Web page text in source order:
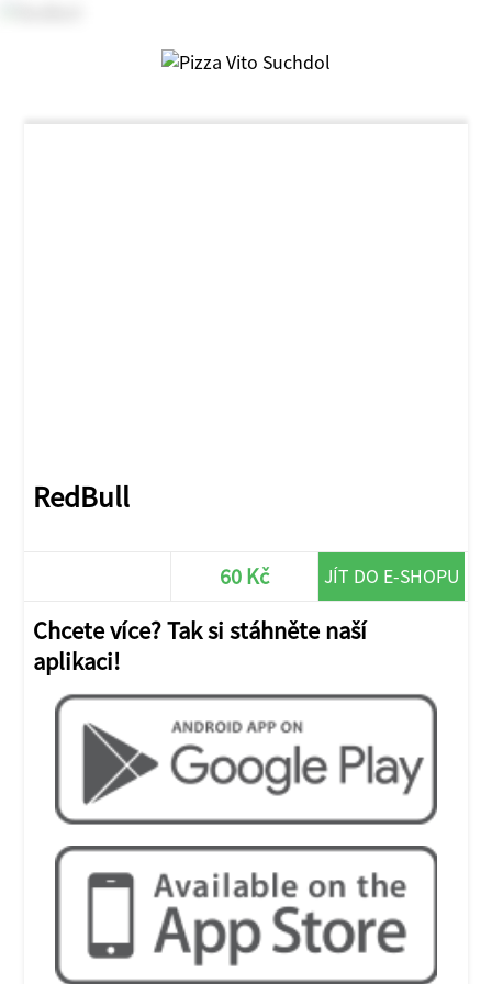
RedBull
60 Kč JÍT DO E-SHOPU
Chcete více? Tak si stáhněte naší
aplikaci!